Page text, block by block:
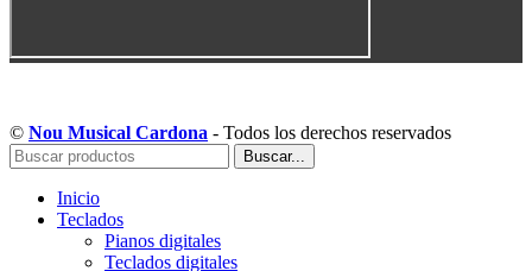
© Nou Musical Cardona - Todos los derechos reservados
Buscar...
Inicio
Teclados
Pianos digitales
Teclados digitales